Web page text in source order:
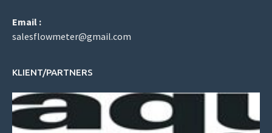
Email :
salesflowmeter@gmail.com
KLIENT/PARTNERS